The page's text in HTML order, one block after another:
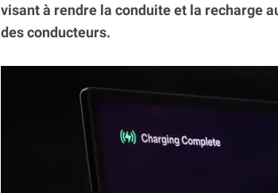
visant à rendre la conduite et la recharge
des conducteurs.